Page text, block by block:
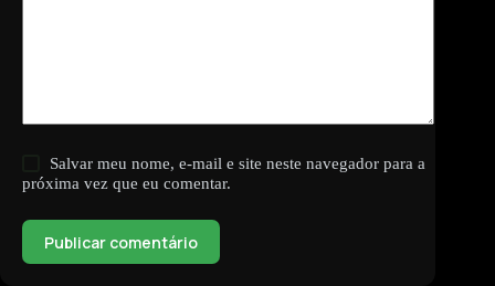
Salvar meu nome, e-mail e site neste navegador para a
próxima vez que eu comentar.
Publicar comentário